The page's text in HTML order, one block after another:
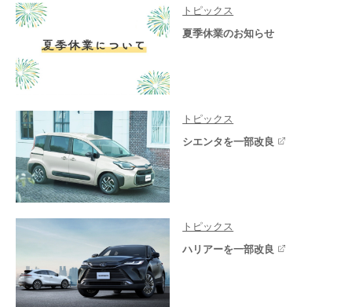
トピックス
夏季休業のお知らせ
トピックス
シエンタを一部改良
トピックス
ハリアーを一部改良